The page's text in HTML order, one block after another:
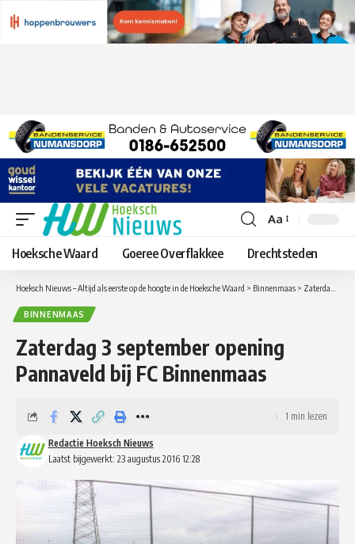
Lettergrootte
aanpassen
Aa
Hoeksche Waard Goeree Overflakkee Drechtsteden
Hoeksch Nieuws – Altijd als eerste op de hoogte in de Hoeksche Waard > Binnenmaas > Zaterdag 3 september opening Pannaveld bij FC Binnenmaas
BINNENMAAS
Zaterdag 3 september opening
Pannaveld bij FC Binnenmaas
Laatst bijgewerkt: 23 augustus 2016 12:28
Redactie Hoeksch Nieuws
1 min lezen